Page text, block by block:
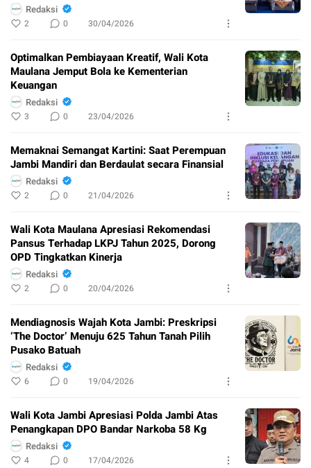
Redaksi
2 0 30/04/2026
Optimalkan Pembiayaan Kreatif, Wali Kota
Maulana Jemput Bola ke Kementerian
Keuangan
Redaksi
3 0 23/04/2026
Memaknai Semangat Kartini: Saat Perempuan
Jambi Mandiri dan Berdaulat secara Finansial
Redaksi
2 0 21/04/2026
Wali Kota Maulana Apresiasi Rekomendasi
Pansus Terhadap LKPJ Tahun 2025, Dorong
OPD Tingkatkan Kinerja
Redaksi
2 0 20/04/2026
Mendiagnosis Wajah Kota Jambi: Preskripsi
‘The Doctor’ Menuju 625 Tahun Tanah Pilih
Pusako Batuah
Redaksi
6 0 19/04/2026
Wali Kota Jambi Apresiasi Polda Jambi Atas
Penangkapan DPO Bandar Narkoba 58 Kg
Redaksi
4 0 17/04/2026